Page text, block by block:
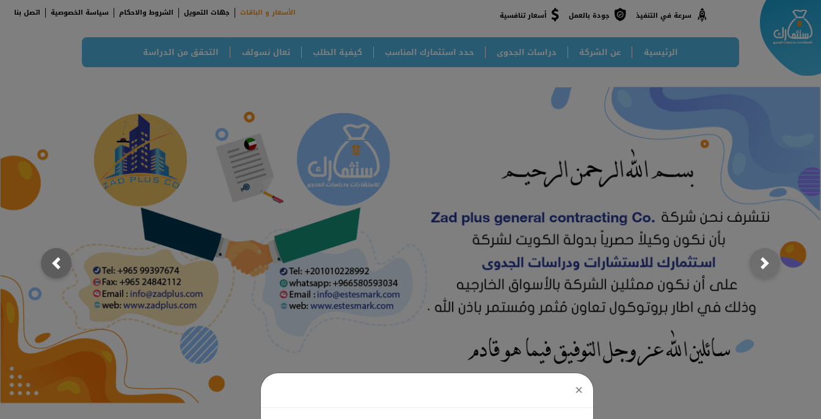
سرعة في التنفيذ جودة بالعمل أسعار تنافسية الأسعار و الباقات جهات التمويل الشروط والاحكام سياسة الخصوصية اتصل بنا
الرئيسية عن الشركة دراسات الجدوى حدد استثمارك المناسب كيفية الطلب تعال نسولف التحقق من الدراسة
Previous Next
×